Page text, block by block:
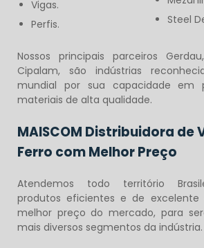
Vigas.
Perfis.
Steel
Nossos principais parceiros
Cipalam, são indústrias
mundial por sua capacidade em
materiais de alta qualidade.
MAISCOM Distribuidora de
Ferro com Melhor Preço
Atendemos todo território
produtos eficientes e de
melhor preço do mercado, para
mais diversos segmentos da indústria.